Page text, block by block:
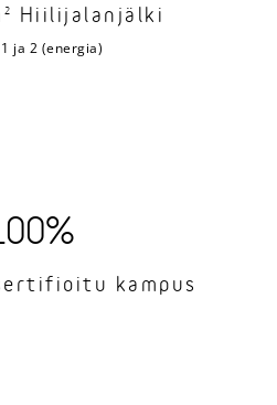
2 Hiilijalanjälki
ja 2 (energia)
sertifioitu kampus